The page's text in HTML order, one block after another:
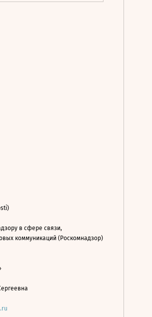
в сфере связи,
коммуникаций (Роскомнадзор)